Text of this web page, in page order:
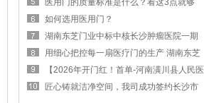
医用门的质量标准是什么？看这3点就够
了。
如何选用医用门？
湖南东芝门业中标中核长沙肿瘤医院一期
医用门工程 2500 樘医用钢制门即将进场
用细心把控每一扇医疗门的生产 湖南东芝
门业&省人民医院医技综合楼医疗门项目第
三批交付
【2026年开门红！首单-河南潢川县人民医
院8000㎡洁净医疗门成功签订】
匠心铸就洁净空间，我司成功签约长沙市